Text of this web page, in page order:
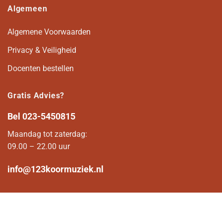
Algemeen
Algemene Voorwaarden
Privacy & Veiligheid
Docenten bestellen
Gratis Advies?
Bel 023-5450815
Maandag tot zaterdag:
09.00 – 22.00 uur
info@123koormuziek.nl